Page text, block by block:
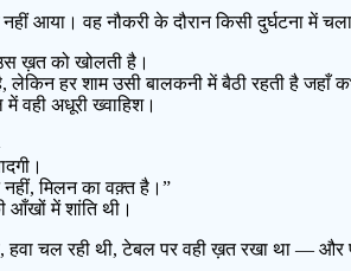
आया। वह नौकरी के दौरान किसी दुर्घटना में
ख़त को खोलती है।
लेकिन हर शाम उसी बालकनी में बैठी रहती है
वही अधूरी ख्वाहिश।
मिलन का वक़्त है।”
में शांति थी।
चल रही थी, टेबल पर वही ख़त रखा था — और